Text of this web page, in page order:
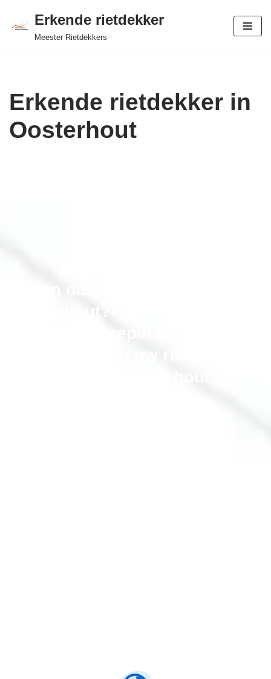
Ga
Erkende rietdekker
Meester Rietdekkers
Erkende rietdekker in
Oosterhout